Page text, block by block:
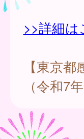
>>詳細は
【東京
（令和7